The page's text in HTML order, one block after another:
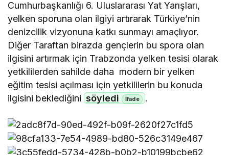
Cumhurbaşkanlığı 6. Uluslararası Yat Yarışları,
yelken sporuna olan ilgiyi artırarak Türkiye’nin
denizcilik vizyonuna katkı sunmayı amaçlıyor.
Diğer Taraftan birazda gençlerin bu spora olan
ilgisini artırmak için Trabzonda yelken tesisi olarak
yetkililerden sahilde daha modern bir yelken
eğitim tesisi açılması için yetkililerin bu konuda
ilgisini beklediğini söyledi .